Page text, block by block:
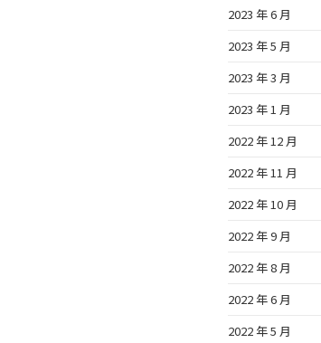
2023 年 6 月
2023 年 5 月
2023 年 3 月
2023 年 1 月
2022 年 12 月
2022 年 11 月
2022 年 10 月
2022 年 9 月
2022 年 8 月
2022 年 6 月
2022 年 5 月